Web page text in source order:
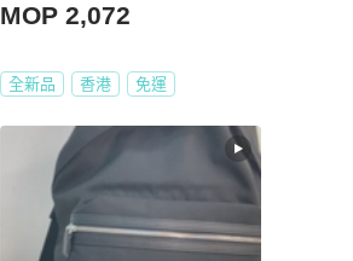
MOP 2,072
全新品 香港 免運